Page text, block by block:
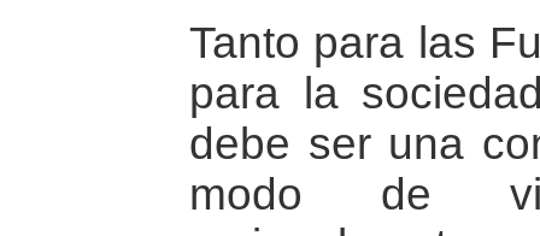
Tanto para las
para la
debe ser una
modo de